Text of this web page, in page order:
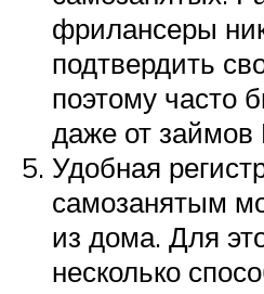
фрилансеры
подтвердить
поэтому часто
даже от
Удобная
самозанятым
из дома. Для
несколько